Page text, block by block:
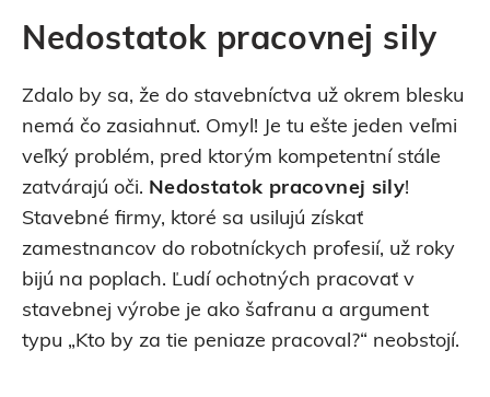
Nedostatok pracovnej sily
Zdalo by sa, že do stavebníctva už okrem blesku
nemá čo zasiahnuť. Omyl! Je tu ešte jeden veľmi
veľký problém, pred ktorým kompetentní stále
zatvárajú oči. Nedostatok pracovnej sily!
Stavebné firmy, ktoré sa usilujú získať
zamestnancov do robotníckych profesií, už roky
bijú na poplach. Ľudí ochotných pracovať v
stavebnej výrobe je ako šafranu a argument
typu „Kto by za tie peniaze pracoval?“ neobstojí.